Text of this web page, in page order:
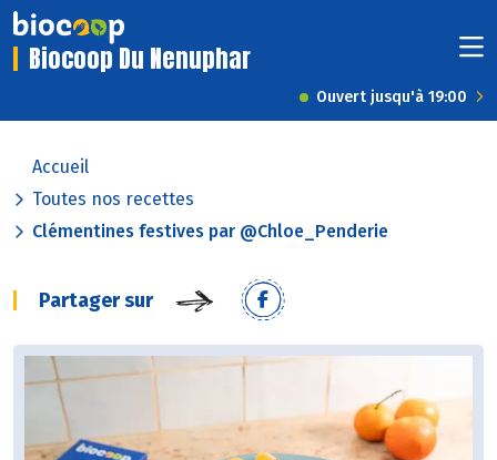
Biocoop Du Nenuphar
Ouvert jusqu'à 19:00
Accueil
Toutes nos recettes
Clémentines festives par @Chloe_Penderie
Partager sur